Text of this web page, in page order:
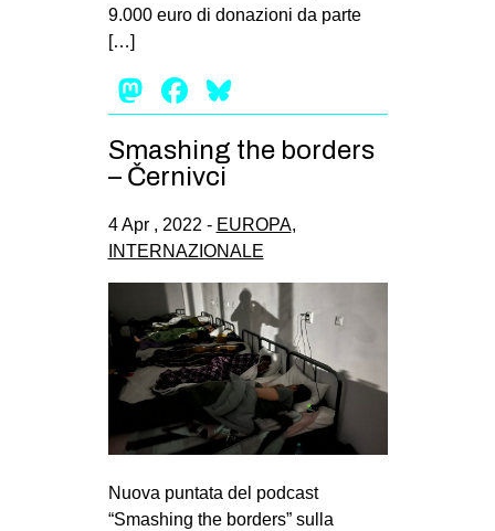
9.000 euro di donazioni da parte
[…]
Mastodon
Facebook
Smashing the borders
– Černivci
4 Apr , 2022 - EUROPA,
INTERNAZIONALE
Nuova puntata del podcast
“Smashing the borders” sulla